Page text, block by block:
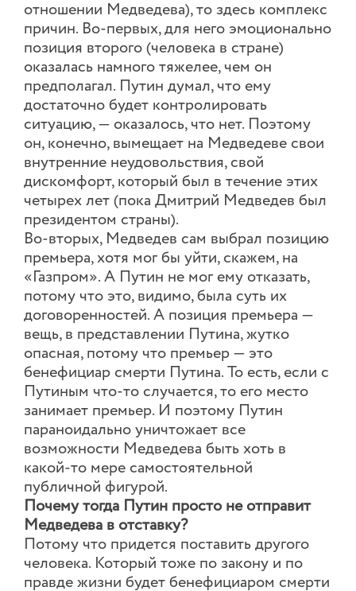
отношении Медведева), то здесь комплекс
причин. Во-первых, для него эмоционально
позиция второго (человека в стране)
оказалась намного тяжелее, чем он
предполагал. Путин думал, что ему
достаточно будет контролировать
ситуацию, — оказалось, что нет. Поэтому
он, конечно, вымещает на Медведеве свои
внутренние неудовольствия, свой
дискомфорт, который был в течение этих
четырех лет (пока Дмитрий Медведев был
президентом страны).
Во-вторых, Медведев сам выбрал позицию
премьера, хотя мог бы уйти, скажем, на
«Газпром». А Путин не мог ему отказать,
потому что это, видимо, была суть их
договоренностей. А позиция премьера —
вещь, в представлении Путина, жутко
опасная, потому что премьер — это
бенефициар смерти Путина. То есть, если с
Путиным что-то случается, то его место
занимает премьер. И поэтому Путин
параноидально уничтожает все
возможности Медведева быть хоть в
какой-то мере самостоятельной
публичной фигурой.
Почему тогда Путин просто не отправит
Медведева в отставку?
Потому что придется поставить другого
человека. Который тоже по закону и по
правде жизни будет бенефициаром смерти